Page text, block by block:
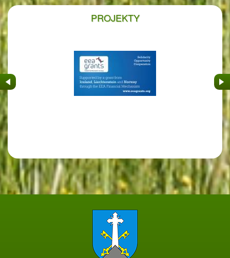
PROJEKTY
&nbsp
Strona główna